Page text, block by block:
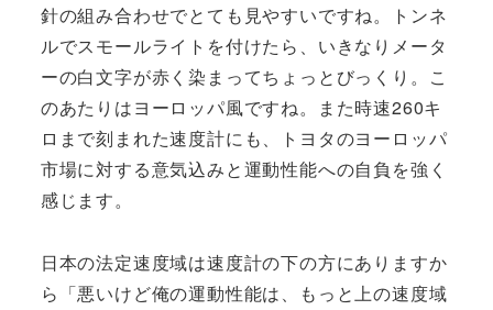
針の組み合わせでとても見やすいですね。トンネ
ルでスモールライトを付けたら、いきなりメータ
ーの白文字が赤く染まってちょっとびっくり。こ
のあたりはヨーロッパ風ですね。また時速260キ
ロまで刻まれた速度計にも、トヨタのヨーロッパ
市場に対する意気込みと運動性能への自負を強く
感じます。
日本の法定速度域は速度計の下の方にありますか
ら「悪いけど俺の運動性能は、もっと上の速度域